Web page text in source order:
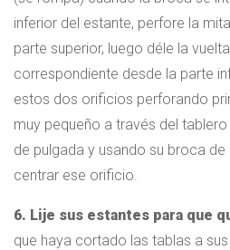
inferior del estante, perfore la
parte superior, luego déle la
correspondiente desde la parte
estos dos orificios perforando
muy pequeño a través del
de pulgada y usando su broca
centrar ese orificio.
6. Lije sus estantes para que
que haya cortado las tablas a